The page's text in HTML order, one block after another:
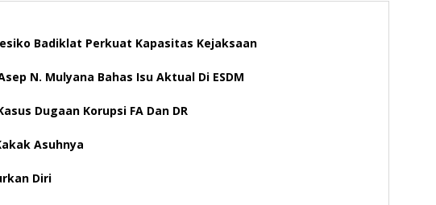
Badiklat Perkuat Kapasitas Kejaksaan
N. Mulyana Bahas Isu Aktual Di ESDM
Dugaan Korupsi FA Dan DR
Asuhnya
Diri